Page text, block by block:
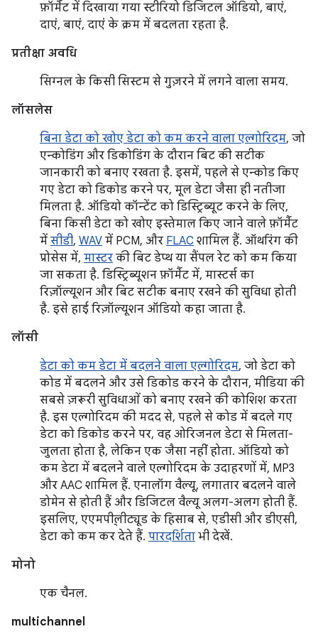
फ़ॉर्मैट में दिखाया गया स्टीरियो डिजिटल ऑडियो, बाएं,
दाएं, बाएं, दाएं के क्रम में बदलता रहता है.
प्रतीक्षा अवधि
सिग्नल के किसी सिस्टम से गुज़रने में लगने वाला समय.
लॉसलेस
बिना डेटा को खोए डेटा को कम करने वाला एल्गोरिदम, जो
एन्कोडिंग और डिकोडिंग के दौरान बिट की सटीक
जानकारी को बनाए रखता है. इसमें, पहले से एन्कोड किए
गए डेटा को डिकोड करने पर, मूल डेटा जैसा ही नतीजा
मिलता है. ऑडियो कॉन्टेंट को डिस्ट्रिब्यूट करने के लिए,
बिना किसी डेटा को खोए इस्तेमाल किए जाने वाले फ़ॉर्मैट
में सीडी, WAV में PCM, और FLAC शामिल हैं. ऑथरिंग की
प्रोसेस में, मास्टर की बिट डेप्थ या सैंपल रेट को कम किया
जा सकता है. डिस्ट्रिब्यूशन फ़ॉर्मैट में, मास्टर्स का
रिज़ॉल्यूशन और बिट सटीक बनाए रखने की सुविधा होती
है. इसे हाई रिज़ॉल्यूशन ऑडियो कहा जाता है.
लॉसी
डेटा को कम डेटा में बदलने वाला एल्गोरिदम, जो डेटा को
कोड में बदलने और उसे डिकोड करने के दौरान, मीडिया की
सबसे ज़रूरी सुविधाओं को बनाए रखने की कोशिश करता
है. इस एल्गोरिदम की मदद से, पहले से कोड में बदले गए
डेटा को डिकोड करने पर, वह ओरिजनल डेटा से मिलता-
जुलता होता है, लेकिन एक जैसा नहीं होता. ऑडियो को
कम डेटा में बदलने वाले एल्गोरिदम के उदाहरणों में, MP3
और AAC शामिल हैं. एनालॉग वैल्यू, लगातार बदलने वाले
डोमेन से होती हैं और डिजिटल वैल्यू अलग-अलग होती हैं.
इसलिए, एएमपी्लीट्यूड के हिसाब से, एडीसी और डीएसी,
डेटा को कम कर देते हैं. पारदर्शिता भी देखें.
मोनो
एक चैनल.
multichannel